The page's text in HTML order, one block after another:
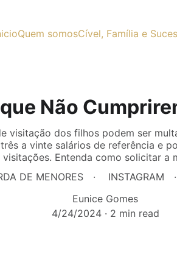
Quem somosCível, Família e
Não
visitação dos filhos podem ser
a vinte salários de referência e
visitações. Entenda como solicitar a
DE MENORES INSTAGRAM
Eunice Gomes
4/24/2024
2 min read